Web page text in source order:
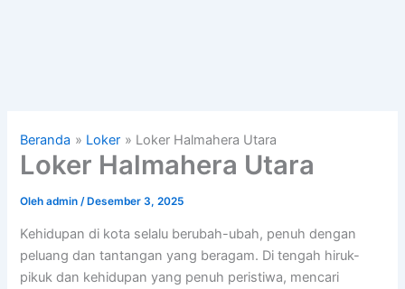
Beranda Loker Loker Halmahera Utara
Loker Halmahera Utara
Olehadmin/ Desember 3, 2025
Kehidupan di kota selalu berubah-ubah, penuh dengan
peluang dan tantangan yang beragam. Di tengah hiruk-
pikuk dan kehidupan yang penuh peristiwa, mencari